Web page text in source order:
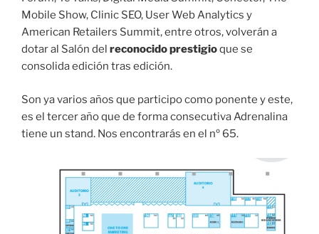
Mobile Show, Clinic SEO, User Web Analytics y
American Retailers Summit, entre otros, volverán a
dotar al Salón del reconocido prestigioque se
consolida edición tras edición.
Son ya varios años que participo como ponente y este,
es el tercer año que de forma consecutiva Adrenalina
tiene un stand. Nos encontrarás en el nº 65.